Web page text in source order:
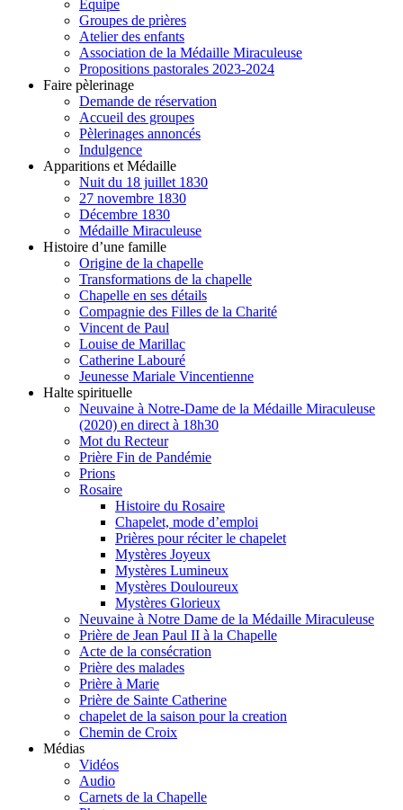
Equipe
Groupes de prières
Atelier des enfants
Association de la Médaille Miraculeuse
Propositions pastorales 2023-2024
Faire pèlerinage
Demande de réservation
Accueil des groupes
Pèlerinages annoncés
Indulgence
Apparitions et Médaille
Nuit du 18 juillet 1830
27 novembre 1830
Décembre 1830
Médaille Miraculeuse
Histoire d’une famille
Origine de la chapelle
Transformations de la chapelle
Chapelle en ses détails
Compagnie des Filles de la Charité
Vincent de Paul
Louise de Marillac
Catherine Labouré
Jeunesse Mariale Vincentienne
Halte spirituelle
Neuvaine à Notre-Dame de la Médaille Miraculeuse
(2020) en direct à 18h30
Mot du Recteur
Prière Fin de Pandémie
Prions
Rosaire
Histoire du Rosaire
Chapelet, mode d’emploi
Prières pour réciter le chapelet
Mystères Joyeux
Mystères Lumineux
Mystères Douloureux
Mystères Glorieux
Neuvaine à Notre Dame de la Médaille Miraculeuse
Prière de Jean Paul II à la Chapelle
Acte de la consécration
Prière des malades
Prière à Marie
Prière de Sainte Catherine
chapelet de la saison pour la creation
Chemin de Croix
Médias
Vidéos
Audio
Carnets de la Chapelle